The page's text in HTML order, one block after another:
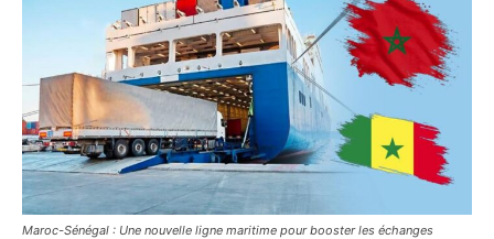
Maroc-Sénégal : Une nouvelle ligne maritime pour booster les échanges